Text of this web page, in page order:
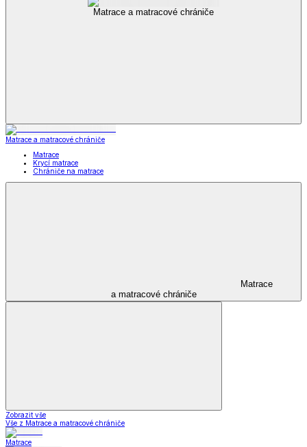
Matrace a matracové chrániče
Matrace a matracové chrániče
Matrace
Krycí matrace
Chrániče na matrace
Matrace
a matracové chrániče
Zobrazit vše
Vše z Matrace a matracové chrániče
Matrace